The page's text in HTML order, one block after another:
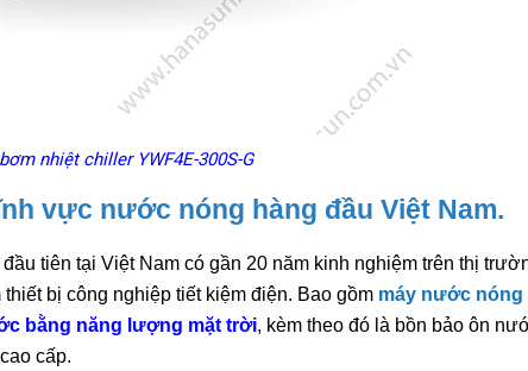
nhiệt chiller YWF4E-300S-G
vực nước nóng hàng đầu Việt Nam.
đầu tiên tại Việt Nam có gần 20 năm kinh nghiệm trên thị
bị công nghiệp tiết kiệm điện. Bao gồm máy nước
bằng năng lượng mặt trời, kèm theo đó là bồn bảo ôn
cấp.